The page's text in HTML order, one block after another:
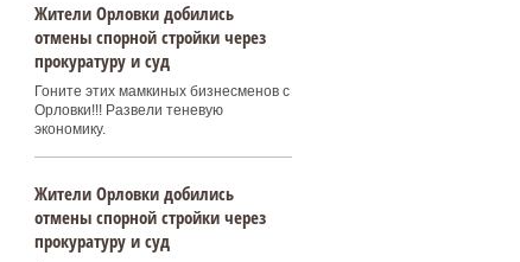
Жители Орловки добились
отмены спорной стройки через
прокуратуру и суд
Гоните этих мамкиных бизнесменов с
Орловки!!! Развели теневую
экономику.
Жители Орловки добились
отмены спорной стройки через
прокуратуру и суд